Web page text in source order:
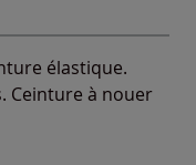
élastique.
Ceinture à nouer